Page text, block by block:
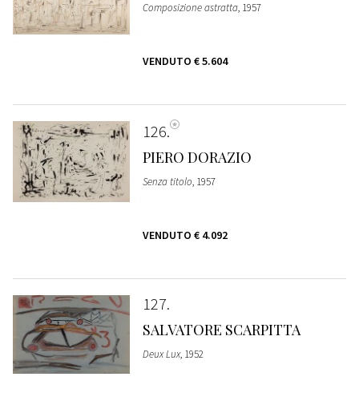
Composizione astratta, 1957
VENDUTO € 5.604
126
PIERO DORAZIO
Senza titolo, 1957
VENDUTO € 4.092
127
SALVATORE SCARPITTA
Deux Lux, 1952